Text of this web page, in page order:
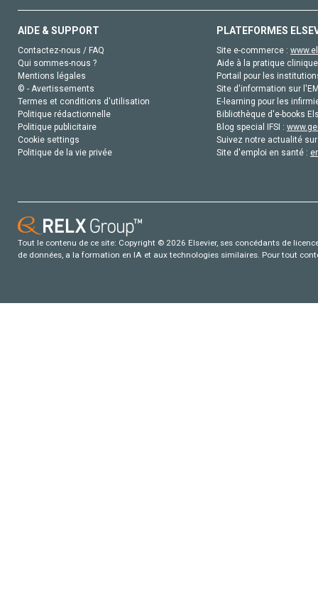
AIDE & SUPPORT
Contactez-nous / FAQ
Qui sommes-nous ?
Mentions légales
© - Avertissements
Termes et conditions d'utilisation
Politique rédactionnelle
Politique publicitaire
Cookie settings
Politique de la vie privée
PLATEFORMES
Site e-commerce :
Aide à la pratique
Portail pour les
Site d'information sur
E-learning pour les
Bibliothèque d'e-books
Blog special IFSI :
Suivez notre actualité
Site d'emploi en santé :
Tout le contenu de ce site: Copyright © 2026 Elsevier, ses concédants de
de données, a la formation en IA et aux technologies similaires. Pour tout